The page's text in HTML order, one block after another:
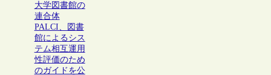
大学図書館の
連合体
PALCI、図書
館によるシス
テム相互運用
性評価のため
のガイドを公